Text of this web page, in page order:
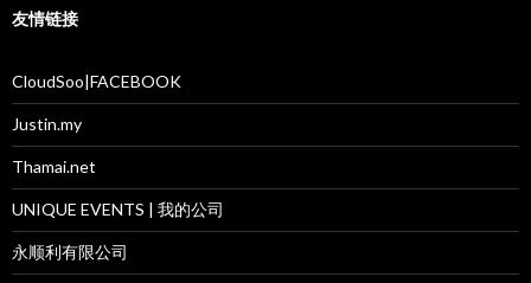
友情链接
CloudSoo|FACEBOOK
Justin.my
Thamai.net
UNIQUE EVENTS | 我的公司
永顺利有限公司